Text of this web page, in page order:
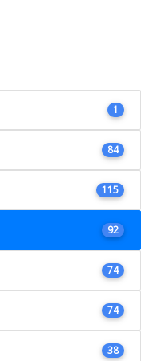
1
84
115
92
74
74
38